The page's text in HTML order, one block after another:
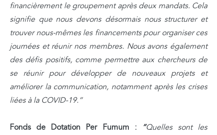
financièrement le groupement après deux mandats. Cela
signifie que nous devons désormais nous structurer et
trouver nous-mêmes les financements pour organiser ces
journées et réunir nos membres. Nous avons également
des défis positifs, comme permettre aux chercheurs de
se réunir pour développer de nouveaux projets et
améliorer la communication, notamment après les crises
liées à la COVID-19.”
Fonds de Dotation Per Fumum : “Quelles sont les